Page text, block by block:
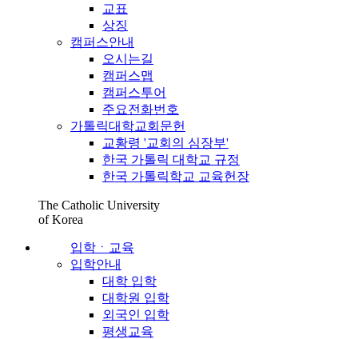
교표
상징
캠퍼스안내
오시는길
캠퍼스맵
캠퍼스투어
주요전화번호
가톨릭대학교회문헌
교황령 '교회의 심장부'
한국 가톨릭 대학교 규정
한국 가톨릭학교 교육헌장
The Catholic University
of Korea
입학ㆍ교육
입학안내
대학 입학
대학원 입학
외국인 입학
평생교육